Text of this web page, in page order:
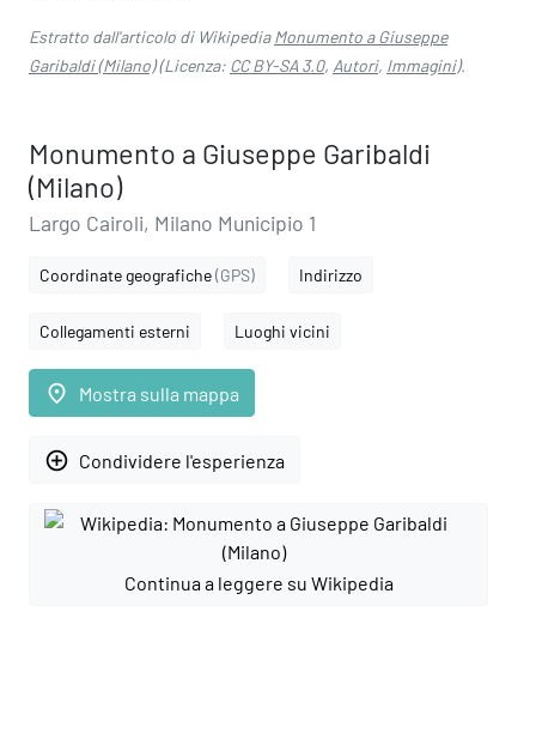
Estratto dall'articolo di WikipediaMonumento a Giuseppe
Garibaldi (Milano)(Licenza: CC BY-SA 3.0, Autori, Immagini).
Monumento a Giuseppe Garibaldi
(Milano)
Largo Cairoli, Milano Municipio 1
Coordinate geografiche(GPS) Indirizzo
Collegamenti esterni Luoghi vicini
place Mostra sulla mappa
add_circle_outline Condividere l'esperienza
Continua a leggere su Wikipedia